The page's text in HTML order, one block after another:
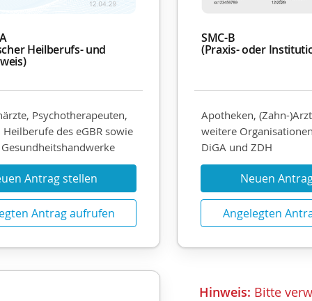
Heilberufs- und
Psychotherapeuten,
des eGBR sowie
Antrag stellen
Antrag aufrufen
SMC-B
(Praxis- oder
Apotheken, (Zahn-
weitere
DiGA und ZDH
Neuen
Angelegten
Hinweis: Bitte